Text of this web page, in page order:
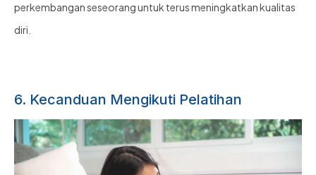
perkembangan seseorang untuk terus meningkatkan kualitas
diri.
6. Kecanduan Mengikuti Pelatihan